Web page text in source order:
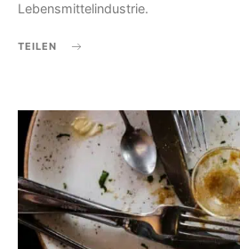
Lebensmittelindustrie.
TEILEN